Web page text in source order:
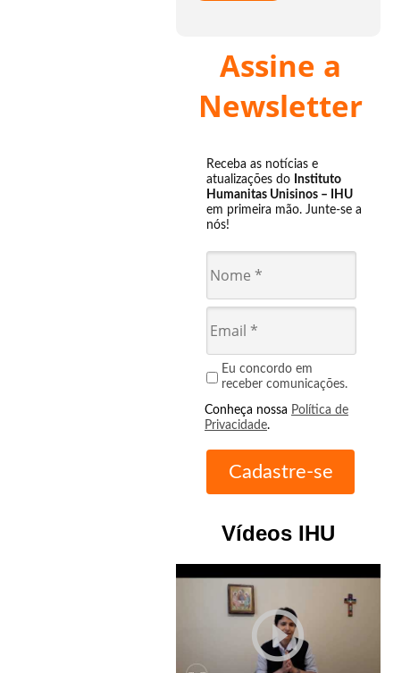
Assine a
Newsletter
Receba as notícias e
atualizações do Instituto
Humanitas Unisinos – IHU
em primeira mão. Junte-se a
nós!
Eu concordo em
receber comunicações.
Conheça nossa Política de
Privacidade.
Vídeos IHU
play_circle_outline